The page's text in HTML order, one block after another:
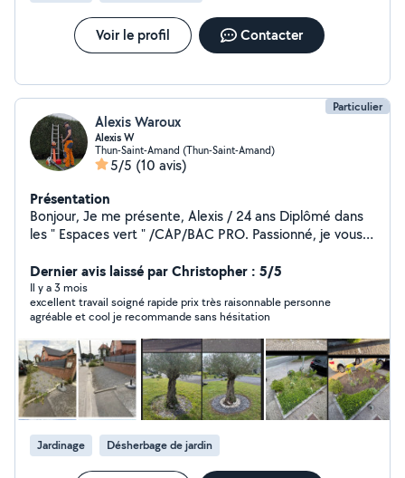
Voir le profil Contacter
Particulier
Alexis Waroux
Alexis W
Thun-Saint-Amand (Thun-Saint-Amand)
5/5 (10 avis)
Présentation
Bonjour, Je me présente, Alexis / 24 ans Diplômé dans
les " Espaces vert " /CAP/BAC PRO. Passionné, je vous
suis disponible pour entretenir vos jardin : - Désherbage
- Fauchage - Tonte - Soufflet vos feuilles - Taille de haie /
D'arbustes - plantations de vos fleurs ( jardinage ) -
Élagage, abattage ( mais ce n'est pas moi qui grimpe )
Je suis à l'écoute de vos attentes, j'analyse, je donne
mon prix sur place, ou par sms avec vos photo.
(Disponibilité à discuter en privé) Bien à vous, Merci
Dernier avis laissé par Christopher : 5/5
Il y a 3 mois
excellent travail soigné rapide prix très raisonnable personne
agréable et cool je recommande sans hésitation
Jardinage Désherbage de jardin